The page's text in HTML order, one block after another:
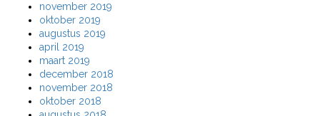
november 2019
oktober 2019
augustus 2019
april 2019
maart 2019
december 2018
november 2018
oktober 2018